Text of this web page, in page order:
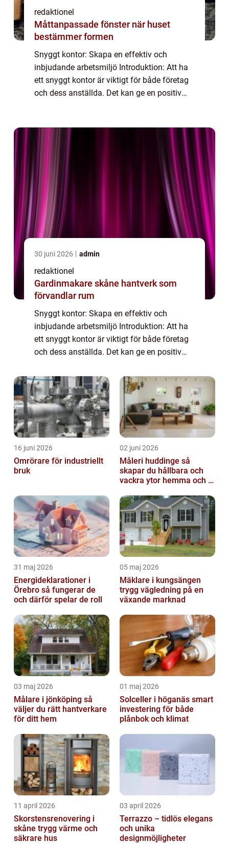
redaktionel
Måttanpassade fönster när huset
bestämmer formen
Snyggt kontor: Skapa en effektiv och
inbjudande arbetsmiljö Introduktion: Att ha
ett snyggt kontor är viktigt för både företag
och dess anställda. Det kan ge en positiv
30 juni 2026 admin
redaktionel
Gardinmakare skåne hantverk som
förvandlar rum
Snyggt kontor: Skapa en effektiv och
inbjudande arbetsmiljö Introduktion: Att ha
ett snyggt kontor är viktigt för både företag
och dess anställda. Det kan ge en positiv
påverkar arbetsmiljöns funktion och eff...
16 juni 2026
Omrörare för industriellt
bruk
02 juni 2026
Måleri huddinge så
skapar du hållbara och
vackra ytor hemma och i
31 maj 2026
Energideklarationer i
Örebro så fungerar de
och därför spelar de roll
05 maj 2026
Mäklare i kungsängen
trygg vägledning på en
växande marknad
03 maj 2026
Målare i jönköping så
väljer du rätt hantverkare
för ditt hem
01 maj 2026
Solceller i höganäs smart
investering för både
plånbok och klimat
11 april 2026
Skorstensrenovering i
skåne trygg värme och
säkrare hus
03 april 2026
Terrazzo – tidlös elegans
och unika
designmöjligheter